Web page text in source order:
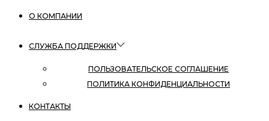
О КОМПАНИИ
СЛУЖБА ПОДДЕРЖКИ
ПОЛЬЗОВАТЕЛЬСКОЕ СОГЛАШЕНИЕ
ПОЛИТИКА КОНФИДЕНЦИАЛЬНОСТИ
КОНТАКТЫ